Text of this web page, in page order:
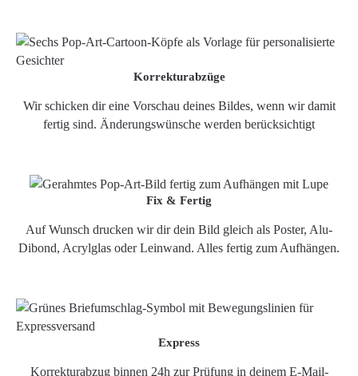
Korrekturabzüge
Wir schicken dir eine Vorschau deines Bildes, wenn wir damit
fertig sind. Änderungswünsche werden berücksichtigt
Fix & Fertig
Auf Wunsch drucken wir dir dein Bild gleich als Poster, Alu-
Dibond, Acrylglas oder Leinwand. Alles fertig zum Aufhängen.
Express
Korrekturabzug binnen 24h zur Prüfung in deinem E-Mail-